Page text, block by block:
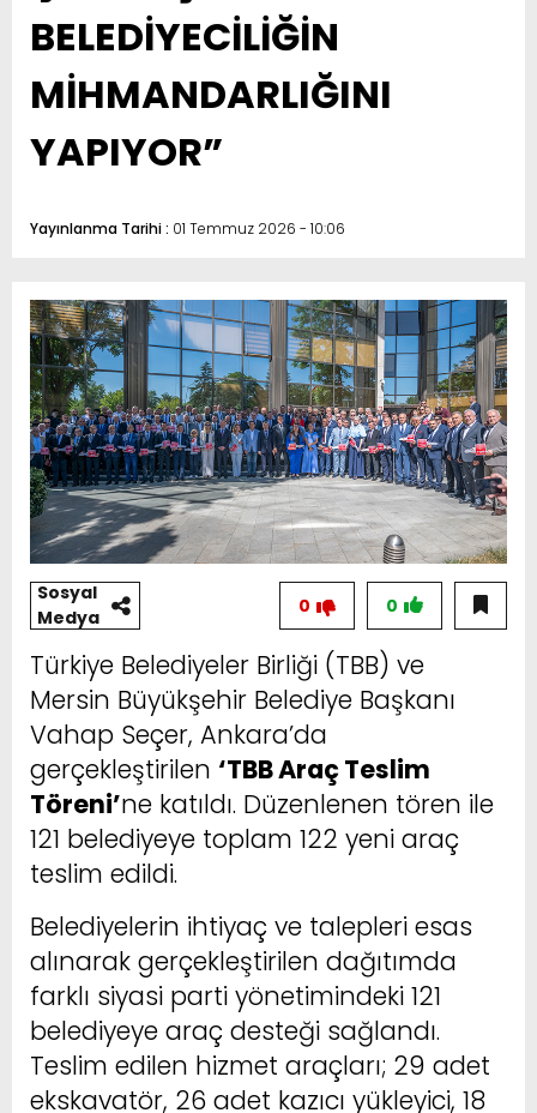
BELEDİYECİLİĞİN
MİHMANDARLIĞINI
YAPIYOR”
Yayınlanma Tarihi : 01 Temmuz 2026 - 10:06
Sosyal
Medya
0
0
Türkiye Belediyeler Birliği (TBB) ve
Mersin Büyükşehir Belediye Başkanı
Vahap Seçer, Ankara’da
gerçekleştirilen ‘TBB Araç Teslim
Töreni’ne katıldı. Düzenlenen tören ile
121 belediyeye toplam 122 yeni araç
teslim edildi.
Belediyelerin ihtiyaç ve talepleri esas
alınarak gerçekleştirilen dağıtımda
farklı siyasi parti yönetimindeki 121
belediyeye araç desteği sağlandı.
Teslim edilen hizmet araçları; 29 adet
ekskavatör, 26 adet kazıcı yükleyici, 18